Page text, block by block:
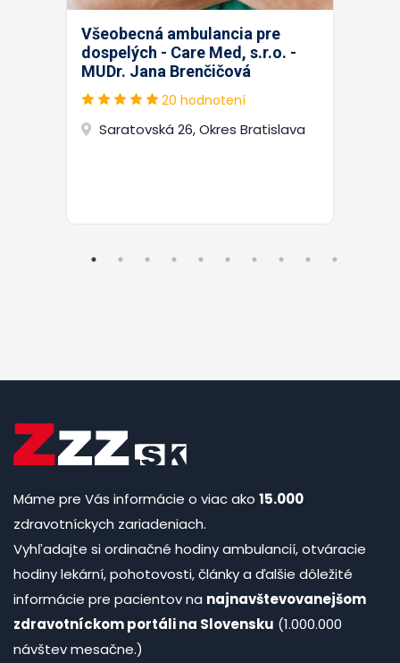
Všeobecná ambulancia pre
dospelých - Care Med, s.r.o. -
MUDr. Jana Brenčičová
20 hodnotení
Saratovská 26, Okres Bratislava
Máme pre Vás informácie o viac ako 15.000
zdravotníckych zariadeniach.
Vyhľadajte si ordinačné hodiny ambulancií, otváracie
hodiny lekární, pohotovosti, články a ďalšie dôležité
informácie pre pacientov na najnavštevovanejšom
zdravotníckom portáli na Slovensku (1.000.000
návštev mesačne.)